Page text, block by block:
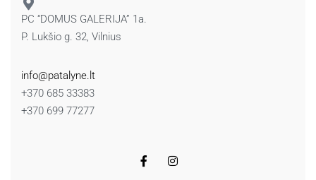
PC “DOMUS GALERIJA” 1a.
P. Lukšio g. 32, Vilnius
info@patalyne.lt
+370 685 33383
+370 699 77277